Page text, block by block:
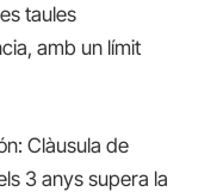
taules
amb un límit
Clàusula de
3 anys supera la